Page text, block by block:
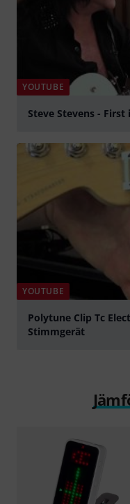
YOUTUBE
Steve Stevens -
YOUTUBE
Polytune Clip Tc
Stimmgerät